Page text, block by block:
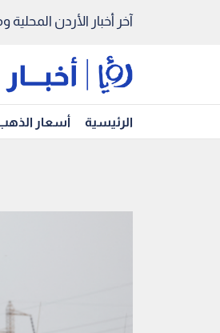
آخر أخبار الأردن
الرئيسية أسعار